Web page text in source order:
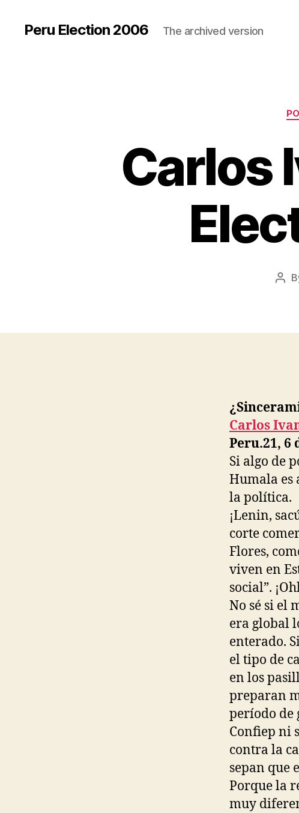
Peru Election 2006 The archived version
Carlos
Carlos
Peru.21, 6
Si algo de
Humala
la política.
¡Lenin,
corte
Flores,
viven en
social”.
No sé si el
era global
enterado.
el tipo de
en los
preparan
período de
Confiep ni
contra la
sepan que
Porque la
muy